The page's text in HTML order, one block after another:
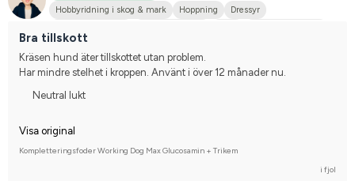
Hobbyridning i skog & mark
Hoppning
Dressyr
Bra tillskott
Kräsen hund äter tillskottet utan problem.
Har mindre stelhet i kroppen. Använt i över 12 månader nu.
Neutral lukt
Visa original
Kompletteringsfoder Working Dog Max Glucosamin + Trikem
i fjol